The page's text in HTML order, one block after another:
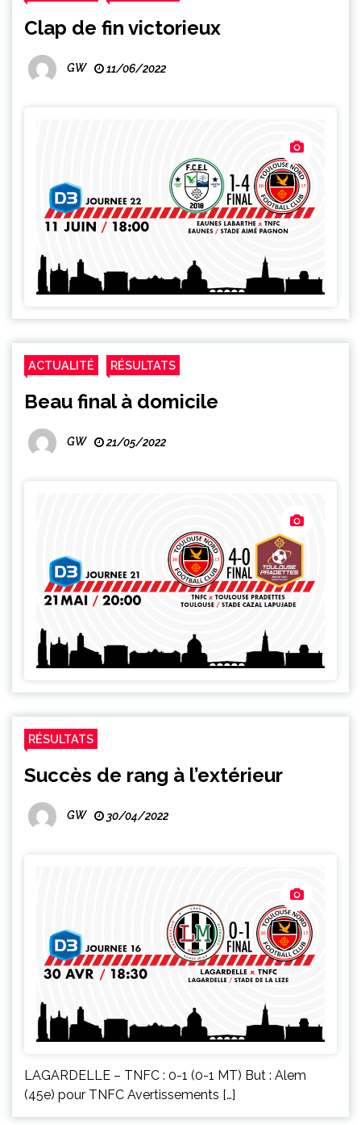
Clap de fin victorieux
GW 11/06/2022
ACTUALITÉ RÉSULTATS
Beau final à domicile
GW 21/05/2022
RÉSULTATS
Succès de rang à l’extérieur
GW 30/04/2022
LAGARDELLE – TNFC : 0-1 (0-1 MT) But : Alem
(45e) pour TNFC Avertissements […]